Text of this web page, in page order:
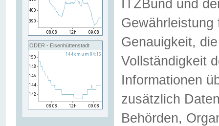
ODER - Eisenhüttenstadt
ITZBund und
Genauigkeit,
Vollständigkeit
Informationen
zusätzlich
Behörden,